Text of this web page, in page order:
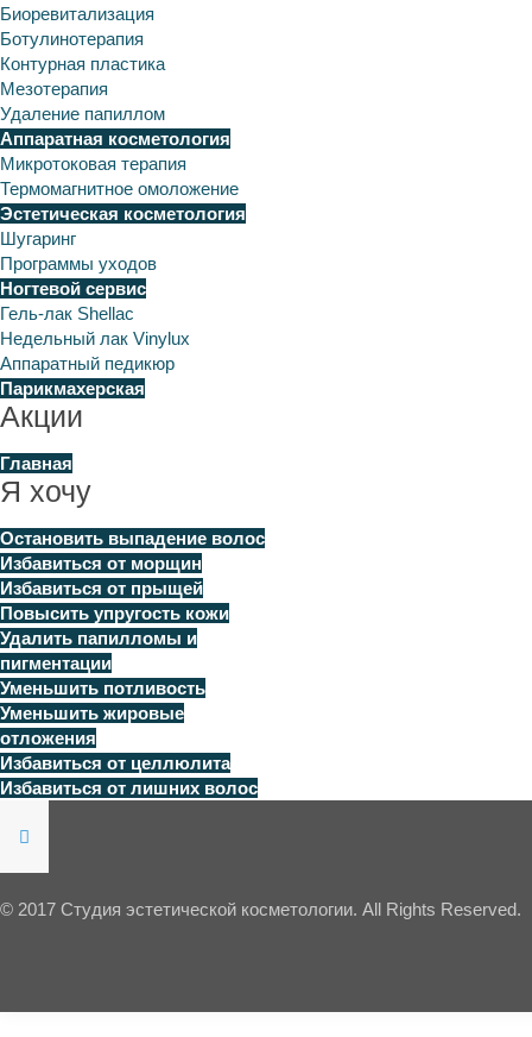
Биоревитализация
Ботулинотерапия
Контурная пластика
Мезотерапия
Удаление папиллом
Аппаратная косметология
Микротоковая терапия
Термомагнитное омоложение
Эстетическая косметология
Шугаринг
Программы уходов
Ногтевой сервис
Гель-лак Shellac
Недельный лак Vinylux
Аппаратный педикюр
Парикмахерская
Акции
Главная
Я хочу
Остановить выпадение волос
Избавиться от морщин
Избавиться от прыщей
Повысить упругость кожи
Удалить папилломы и
пигментации
Уменьшить потливость
Уменьшить жировые
отложения
Избавиться от целлюлита
Избавиться от лишних волос
© 2017 Студия эстетической косметологии. All Rights Reserved.